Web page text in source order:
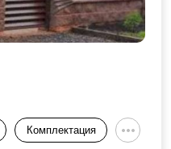
Комплектация